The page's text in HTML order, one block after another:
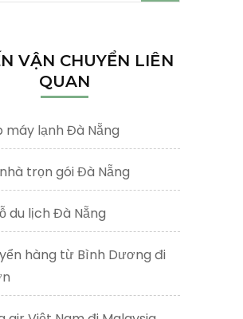
VẬN CHUYỂN LIÊN
QUAN
máy lạnh Đà Nẵng
trọn gói Đà Nẵng
du lịch Đà Nẵng
hàng từ Bình Dương đi